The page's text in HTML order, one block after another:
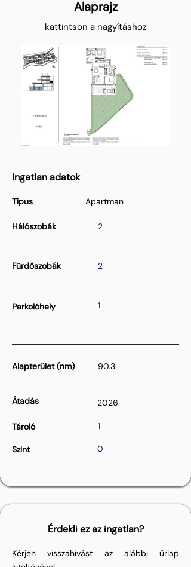
Alaprajz
kattintson a nagyításhoz
Ingatlan adatok
Típus
Hálószobák
Apartman
2
Fürdőszobák 2
Parkolóhely 1
Alapterület (nm) 90.3
Átadás 2026
Tároló 1
Szint 0
Érdekli ez az ingatlan?
Kérjen visszahívást az alábbi űrlap